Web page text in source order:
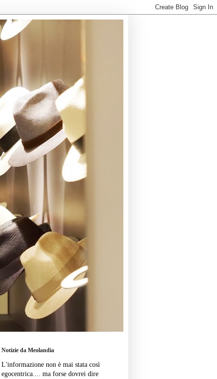
Notizie da Meolandia
L'informazione non è mai stata così
egocentrica.... ma forse dovrei dire